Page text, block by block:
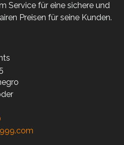
Service für eine sichere und
Preisen für seine Kunden.